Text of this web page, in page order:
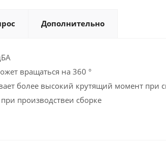
Дополнительно
вращаться на 360 °
более высокий крутящий момент при
производствеи сборке